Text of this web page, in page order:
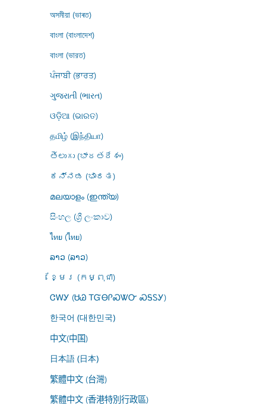
অসমীয়া (ভাৰত)
বাংলা (বাংলাদেশ)
বাংলা (ভারত)
ਪੰਜਾਬੀ (ਭਾਰਤ)
ગુજરાતી (ભારત)
ଓଡ଼ିଆ (ଭାରତ)
தமிழ் (இந்தியா)
తెలుగు (భారతదేశం)
ಕನ್ನಡ (ಭಾರತ)
മലയാളം (ഇന്ത്യ)
සිංහල (ශ්‍රී ලංකාව)
ไทย (ไทย)
ລາວ (ລາວ)
ខ្មែរ (កម្ពុជា)
ᏣᎳᎩ (ᏌᏊ ᎢᏳᎾᎵᏍᏔᏅ ᏍᎦᏚᎩ)
한국어 (대한민국)
中文(中国)
日本語 (日本)
繁體中文 (台灣)
繁體中文 (香港特別行政區)